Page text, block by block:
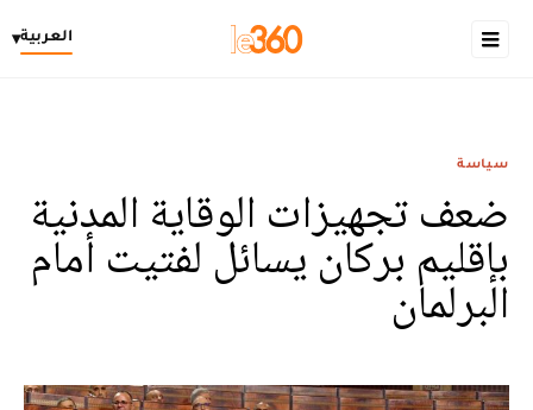
العربية▾
سياسة
ضعف تجهيزات الوقاية المدنية
بإقليم بركان يسائل لفتيت أمام
البرلمان